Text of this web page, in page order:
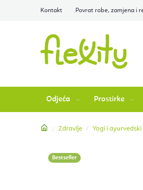
Kontakt Povrat robe, zamjena i
Odjeća Prostirke
Početna
Zdravlje Yogi i ayurvedski
Bestseller